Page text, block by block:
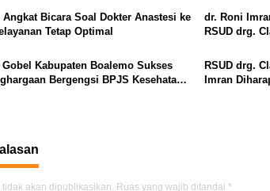
Bicara Soal Dokter Anastesi ke
Tetap Optimal
dr. Roni
RSUD drg.
Gobel Kabupaten Boalemo Sukses
Bergengsi BPJS Kesehatan
RSUD drg.
Imran
akan dipublikasikan. Ruas yang wajib ditandai *